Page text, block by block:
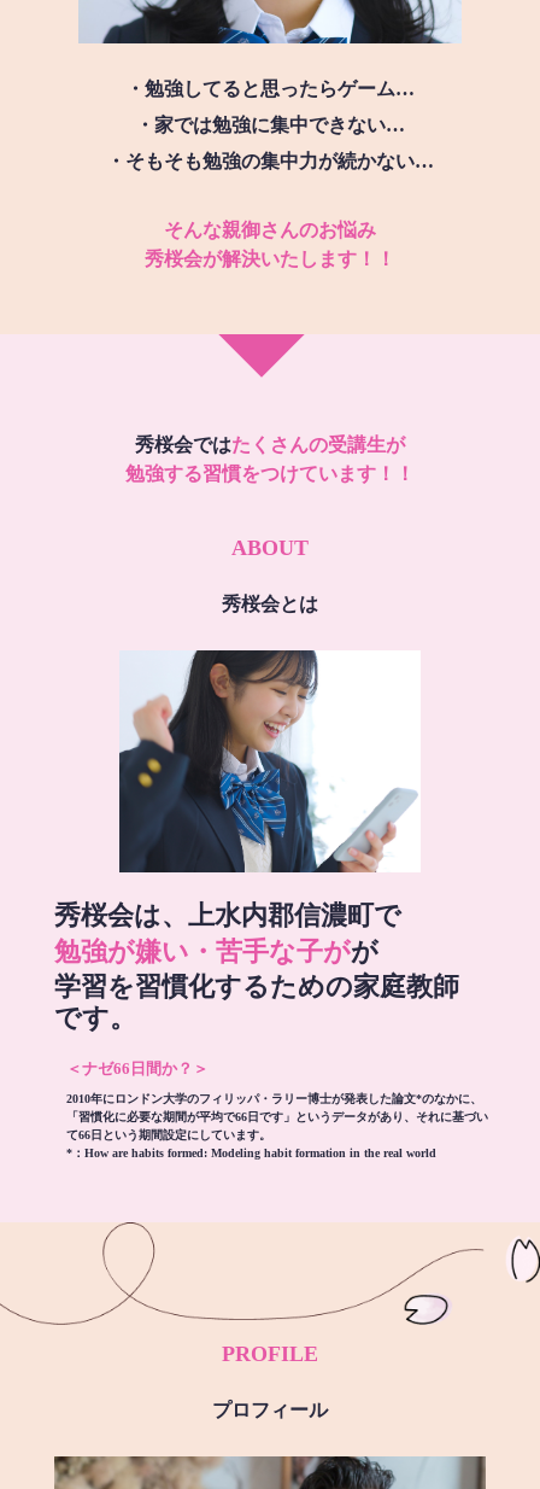
・勉強してると思ったらゲーム…
・家では勉強に集中できない…
・そもそも勉強の集中力が続かない…
そんな親御さんのお悩み
秀桜会が解決いたします！！
秀桜会ではたくさんの受講生が
勉強する習慣をつけています！！
ABOUT
秀桜会とは
秀桜会は、上水内郡信濃町で
勉強が嫌い・苦手な子がが
学習を習慣化するための家庭教師
です。
＜ナゼ66日間か？＞
2010年にロンドン大学のフィリッパ・ラリー博士が発表した論文*のなかに、
「習慣化に必要な期間が平均で66日です」というデータがあり、それに基づい
て66日という期間設定にしています。
*： How are habits formed: Modeling habit formation in the real world
PROFILE
プロフィール